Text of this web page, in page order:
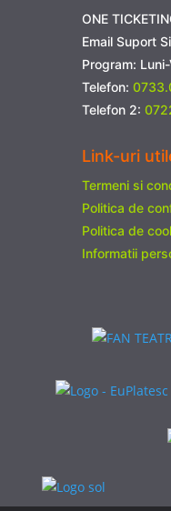
ONE
Email Suport
Program:
Telefon:
Telefon 2:
Link-uri
Termeni si
Politica de
Politica de
Informatii